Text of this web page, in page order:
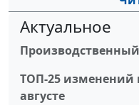
Актуальное
Производственный
ТОП-25 изменений
августе